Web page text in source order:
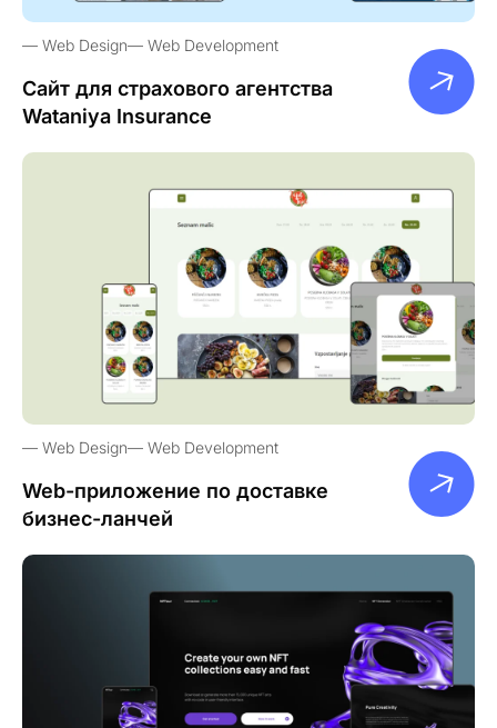
Web Design Web Development
Сайт для страхового агентства
Wataniya Insurance
Web Design Web Development
Web-приложение по доставке
бизнес-ланчей